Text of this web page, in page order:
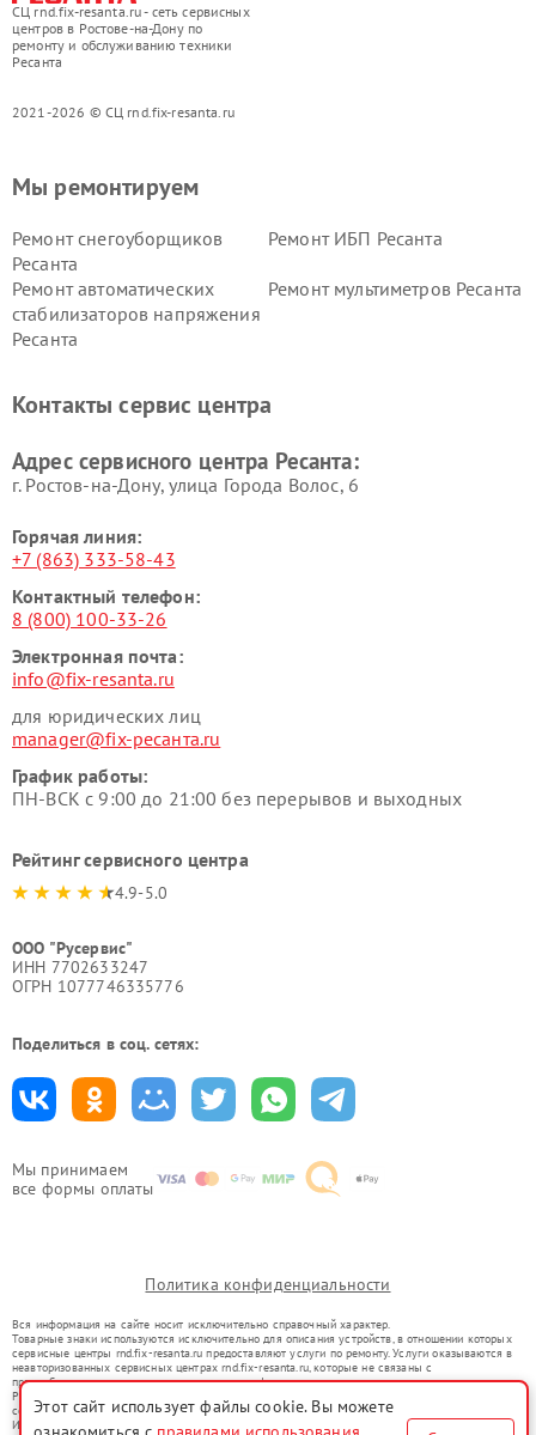
СЦ rnd.fix-resanta.ru - сеть сервисных
центров в Ростове-на-Дону по
ремонту и обслуживанию техники
Ресанта
2021-2026 © СЦ rnd.fix-resanta.ru
Мы принимаем
все формы оплаты
Мы ремонтируем
Ремонт снегоуборщиков
Ресанта
Ремонт ИБП Ресанта
Ремонт автоматических
стабилизаторов напряжения
Ресанта
Ремонт мультиметров Ресанта
Контакты сервис центра
Адрес сервисного центра Ресанта:
г. Ростов-на-Дону, улица Города Волос, 6
Горячая линия:
+7 (863) 333-58-43
Контактный телефон:
8 (800) 100-33-26
Электронная почта:
info@fix-resanta.ru
для юридических лиц
manager@fix-ресанта.ru
График работы:
ПН-ВСК с 9:00 до 21:00 без перерывов и выходных
Рейтинг сервисного центра
4.9-5.0
ООО "Русервис"
ИНН 7702633247
ОГРН 1077746335776
Поделиться в соц. сетях:
Политика конфиденциальности
Вся информация на сайте носит исключительно справочный характер.
Товарные знаки используются исключительно для описания устройств, в отношении которых
сервисные центры rnd.fix-resanta.ru предоставляют услуги по ремонту. Услуги оказываются в
неавторизованных сервисных центрах rnd.fix-resanta.ru, которые не связаны с
правообладателями товарных знаков или их официальными представителями.
Ремонт осуществляется для устройств, уже введенных в гражданский оборот в соответствии
со статьей 1487 ГК РФ.
Использование товарных знаков не преследует цели индивидуализации услуг или введения
Этот сайт использует файлы cookie. Вы можете